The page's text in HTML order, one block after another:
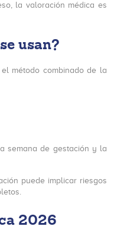
la valoración médica es
usan?
método combinado de la
semana de gestación y la
puede implicar riesgos
2026